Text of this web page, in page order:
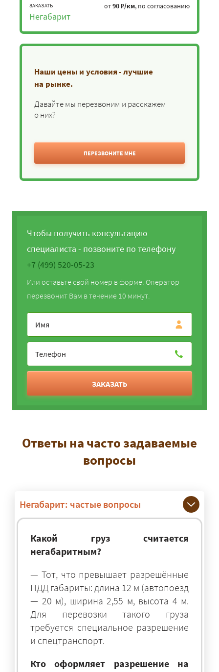
ЗАКАЗАТЬ
Негабарит
от90 ₽/км, по согласованию
Наши цены и условия - лучшие
на рынке.
Давайте мы перезвоним и расскажем
о них?
ПЕРЕЗВОНИТЕ МНЕ
Чтобы получить консультацию
специалиста - позвоните по телефону
+7 (499) 520-05-23
Или оставьте свой номер в форме. Оператор
перезвонит Вам в течение 10 минут.
ЗАКАЗАТЬ
Ответы на часто задаваемые
вопросы
Негабарит: частые вопросы
Какой груз считается
негабаритным?
— Тот, что превышает разрешённые
ПДД габариты: длина 12 м (автопоезд
— 20 м), ширина 2,55 м, высота 4 м.
Для перевозки такого груза
требуется специальное разрешение
и спецтранспорт.
Кто оформляет разрешение на